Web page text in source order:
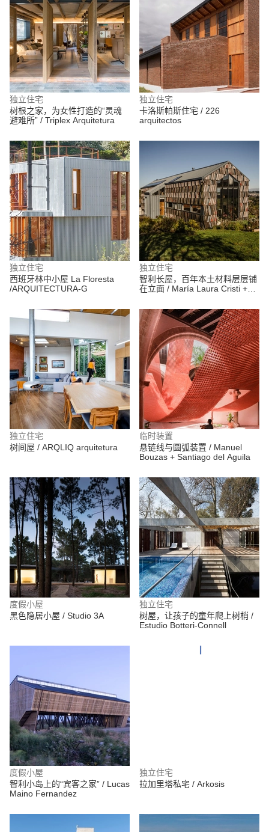
独立住宅
树根之家，为女性打造的“灵魂
避难所” / Triplex Arquitetura
独立住宅
卡洛斯帕斯住宅 / 226
arquitectos
独立住宅
西班牙林中小屋 La Floresta
/ARQUITECTURA-G
独立住宅
智利长屋，百年本土材料层层铺
在立面 / María Laura Cristi +
独立住宅
树间屋 / ARQLIQ arquitetura
临时装置
悬链线与圆弧装置 / Manuel
Bouzas + Santiago del Aguila
度假小屋
黑色隐居小屋 / Studio 3A
独立住宅
树屋，让孩子的童年爬上树梢 /
Estudio Botteri-Connell
度假小屋
智利小岛上的“宾客之家” / Lucas
Maino Fernandez
独立住宅
拉加里塔私宅 / Arkosis